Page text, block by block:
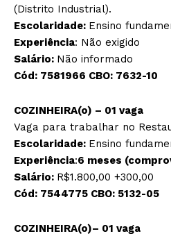
(Distrito Industrial).
Escolaridade: Ensino
Experiência: Não exigido
Salário: Não informado
Cód: 7581966 CBO: 7632-10
COZINHEIRA(o) – 01 vaga
Vaga para trabalhar no
Escolaridade: Ensino
Experiência:6 meses
Salário: R$1.800,00 +300,00
Cód: 7544775 CBO: 5132-05
COZINHEIRA(o)– 01 vaga